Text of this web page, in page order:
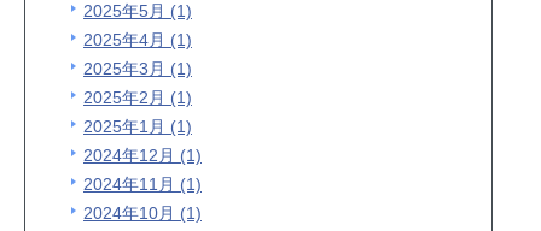
2025年5月 (1)
2025年4月 (1)
2025年3月 (1)
2025年2月 (1)
2025年1月 (1)
2024年12月 (1)
2024年11月 (1)
2024年10月 (1)